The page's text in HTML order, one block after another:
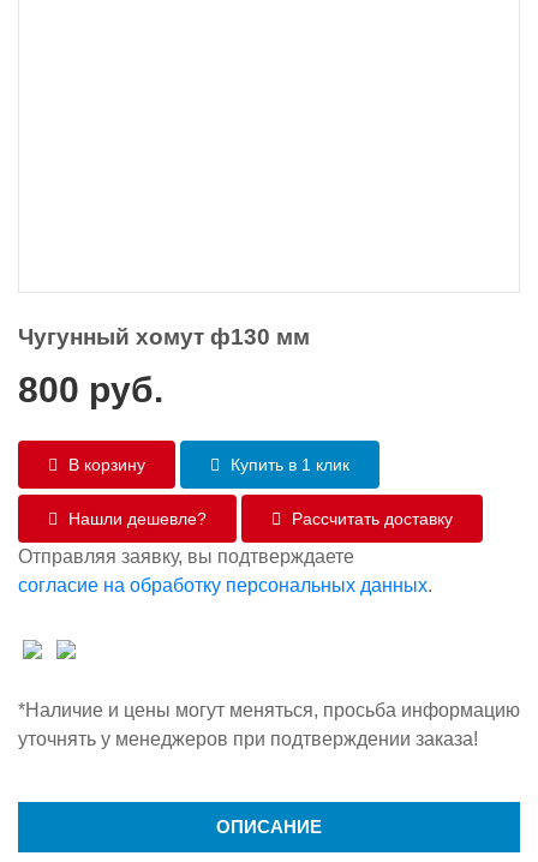
Чугунный хомут ф130 мм
800 руб.
В корзину Купить в 1 клик
Нашли дешевле? Рассчитать доставку
Отправляя заявку, вы подтверждаете
согласие на обработку персональных данных.
*Наличие и цены могут меняться, просьба информацию
уточнять у менеджеров при подтверждении заказа!
ОПИСАНИЕ